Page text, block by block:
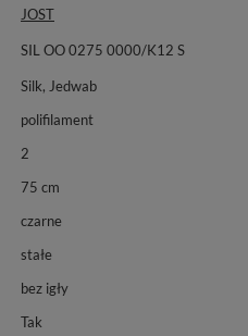
JOST
SIL OO 0275 0000/K12 S
Silk, Jedwab
polifilament
2
75 cm
czarne
stałe
bez igły
Tak